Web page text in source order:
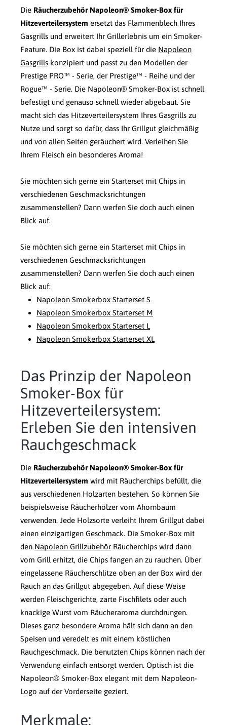
Die Räucherzubehör Napoleon® Smoker-Box für
Hitzeverteilersystem ersetzt das Flammenblech Ihres
Gasgrills und erweitert Ihr Grillerlebnis um ein Smoker-
Feature. Die Box ist dabei speziell für die Napoleon
Gasgrills konzipiert und passt zu den Modellen der
Prestige PRO™ - Serie, der Prestige™ - Reihe und der
Rogue™ - Serie. Die Napoleon® Smoker-Box ist schnell
befestigt und genauso schnell wieder abgebaut. Sie
macht sich das Hitzeverteilersystem Ihres Gasgrills zu
Nutze und sorgt so dafür, dass Ihr Grillgut gleichmäßig
und von allen Seiten geräuchert wird. Verleihen Sie
Ihrem Fleisch ein besonderes Aroma!
Sie möchten sich gerne ein Starterset mit Chips in
verschiedenen Geschmacksrichtungen
zusammenstellen? Dann werfen Sie doch auch einen
Blick auf:
Sie möchten sich gerne ein Starterset mit Chips in
verschiedenen Geschmacksrichtungen
zusammenstellen? Dann werfen Sie doch auch einen
Blick auf:
Napoleon Smokerbox Starterset S
Napoleon Smokerbox Starterset M
Napoleon Smokerbox Starterset L
Napoleon Smokerbox Starterset XL
Das Prinzip der Napoleon
Smoker-Box für
Hitzeverteilersystem:
Erleben Sie den intensiven
Rauchgeschmack
Die Räucherzubehör Napoleon® Smoker-Box für
Hitzeverteilersystem wird mit Räucherchips befüllt, die
aus verschiedenen Holzarten bestehen. So können Sie
beispielsweise Räucherhölzer vom Ahornbaum
verwenden. Jede Holzsorte verleiht Ihrem Grillgut dabei
einen einzigartigen Geschmack. Die Smoker-Box mit
den Napoleon Grillzubehör Räucherchips wird dann
vom Grill erhitzt, die Chips fangen an zu rauchen. Über
eingelassene Räucherschlitze oben an der Box wird der
Rauch an das Grillgut abgegeben. Auf diese Weise
werden Fleischgerichte, zarte Fischfilets oder auch
knackige Wurst vom Räucheraroma durchdrungen.
Dieses ganz besondere Aroma hält sich dann an den
Speisen und veredelt es mit einem köstlichen
Rauchgeschmack. Die benutzten Chips können nach der
Verwendung einfach entsorgt werden. Optisch ist die
Napoleon® Smoker-Box elegant mit dem Napoleon-
Logo auf der Vorderseite geziert.
Merkmale: